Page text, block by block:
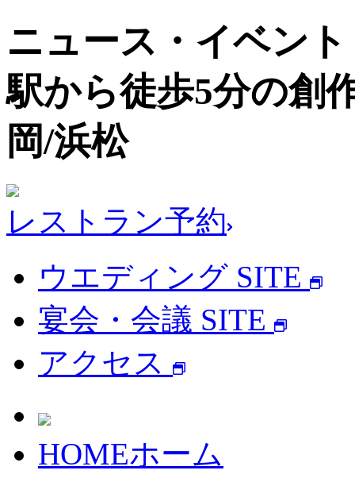
ニュース・イベン
駅から徒歩5分の創
岡/浜松
レストラン予約
ウエディング SITE
宴会・会議 SITE
アクセス
HOMEホーム